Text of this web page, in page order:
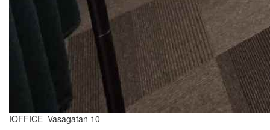
IOFFICE -Vasagatan 10